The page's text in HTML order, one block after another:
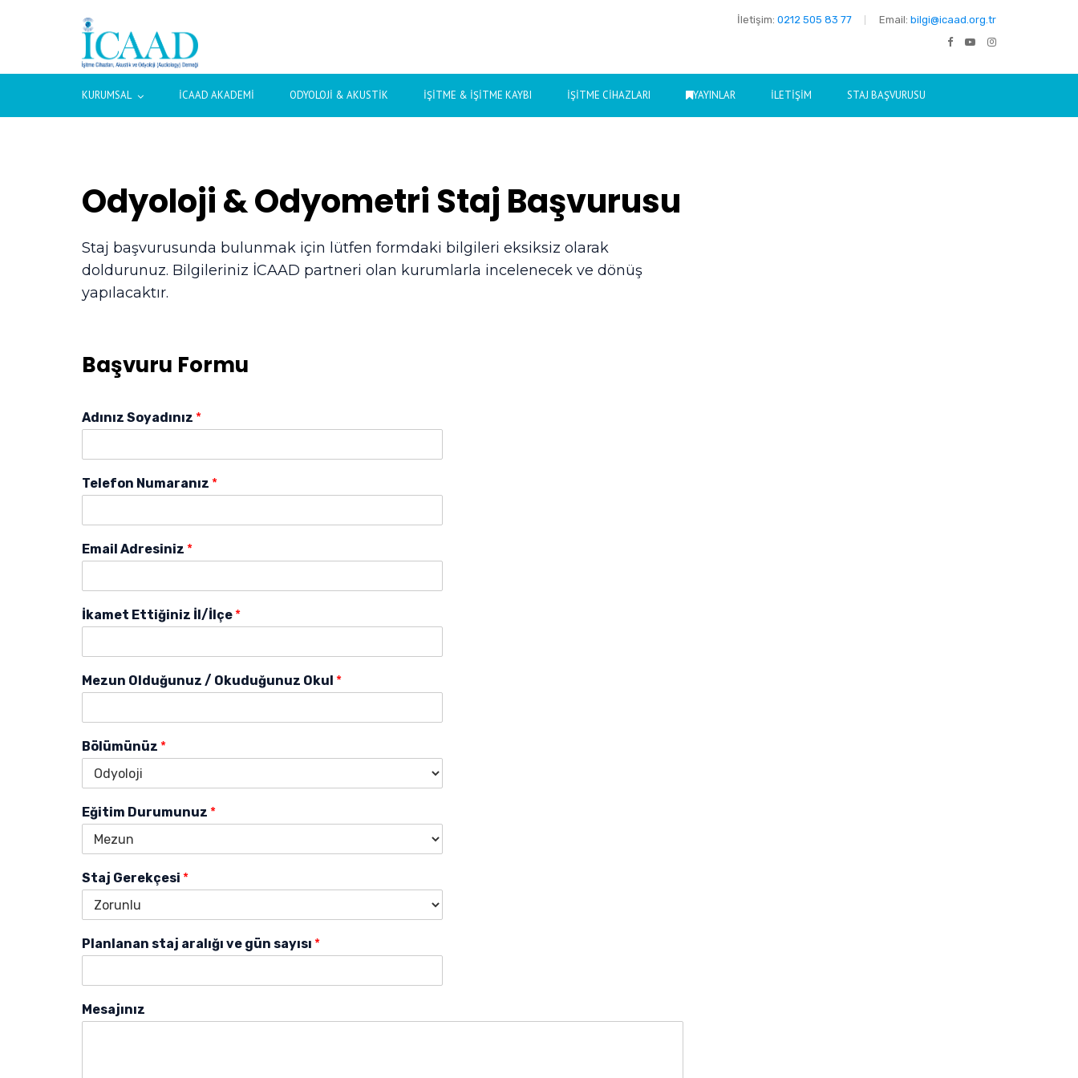
İletişim: 0212 505 83 77 Email: bilgi@icaad.org.tr
KURUMSAL İCAAD AKADEMI ODYOLOJI & AKUSTIK İŞITME & İŞITME KAYBI İŞITME CIHAZLARI YAYINLAR İLETIŞIM STAJ BAŞVURUSU
Odyoloji & Odyometri Staj Başvurusu
Staj başvurusunda bulunmak için lütfen formdaki bilgileri eksiksiz olarak
doldurunuz. Bilgileriniz İCAAD partneri olan kurumlarla incelenecek ve dönüş
yapılacaktır.
Başvuru Formu
Adınız Soyadınız *
Telefon Numaranız *
Email Adresiniz *
İkamet Ettiğiniz İl/İlçe *
Mezun Olduğunuz / Okuduğunuz Okul *
Bölümünüz *
Eğitim Durumunuz *
Staj Gerekçesi *
Planlanan staj aralığı ve gün sayısı *
Mesajınız